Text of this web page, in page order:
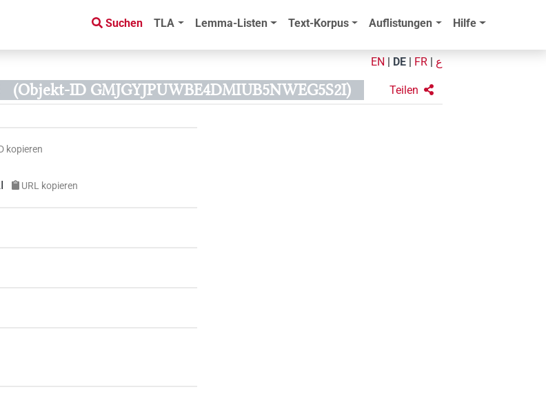
Suchen TLA Lemma-Listen Text-Korpus Auflistungen Hilfe
EN DE FR ع
(Objekt-ID GMJGYJPUWBE4DMIUB5NWEG5S2I) Teilen
kopieren
URL kopieren